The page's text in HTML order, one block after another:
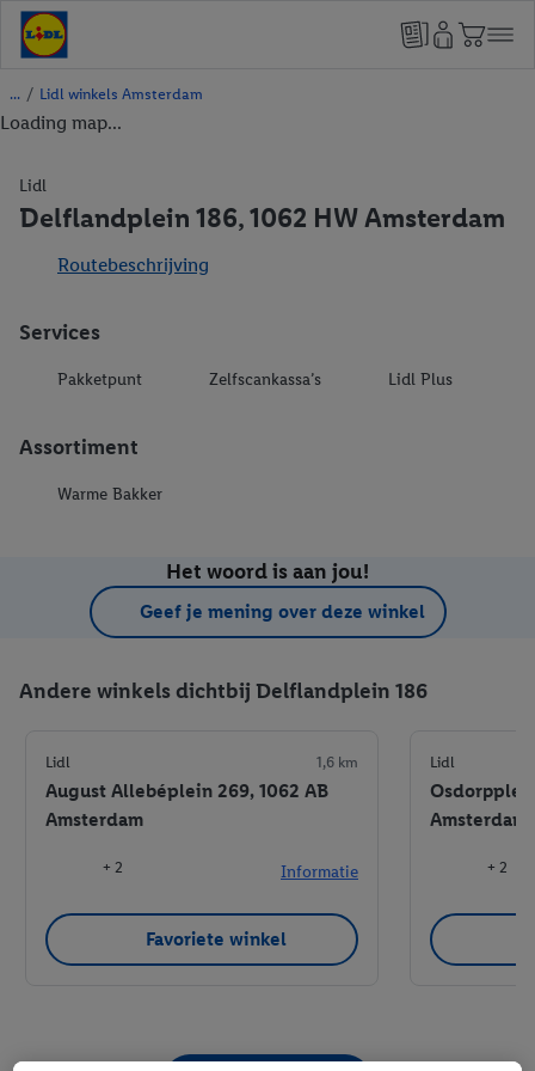
/ Lidl winkels Amsterdam
Loading map...
Lidl
Delflandplein 186, 1062 HW Amsterdam
Routebeschrijving
Services
Pakketpunt Zelfscankassa’s Lidl Plus
Assortiment
Warme Bakker
Het woord is aan jou!
Geef je mening over deze winkel
Andere winkels dichtbij Delflandplein 186
Lidl 1,6 km
August Allebéplein 269, 1062 AB
Amsterdam
+ 2 Informatie
Favoriete winkel
Lidl
Amsterdam
+ 2